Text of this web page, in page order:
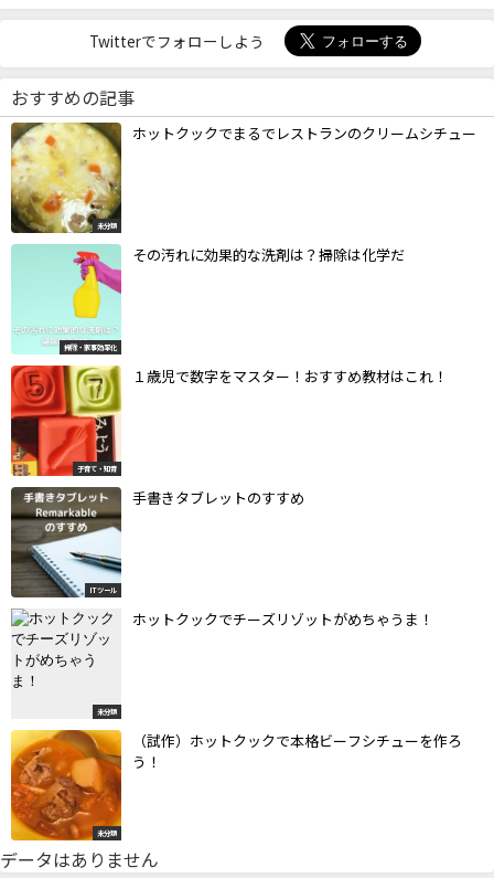
Twitterでフォローしよう
おすすめの記事
未分類
ホットクックでまるでレストランのクリームシチュー
掃除・家事効率化
その汚れに効果的な洗剤は？掃除は化学だ
子育て・知育
１歳児で数字をマスター！おすすめ教材はこれ！
ITツール
手書きタブレットのすすめ
未分類
ホットクックでチーズリゾットがめちゃうま！
未分類
（試作）ホットクックで本格ビーフシチューを作ろ
う！
データはありません